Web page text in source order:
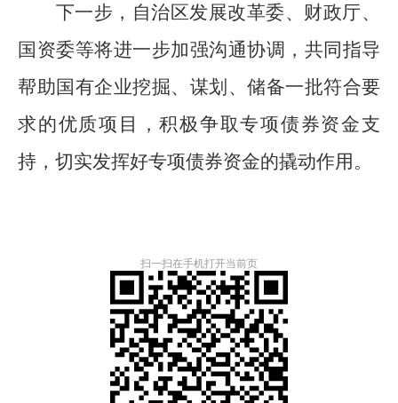
下一步，自治区发展改革委、财政厅、
国资委等将进一步加强沟通协调，共同指导
帮助国有企业挖掘、谋划、储备一批符合要
求的优质项目，积极争取专项债券资金支
持，切实发挥好专项债券资金的撬动作用。
扫一扫在手机打开当前页